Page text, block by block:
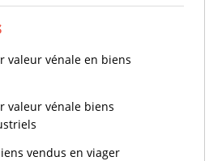
valeur vénale en biens
valeur vénale biens
vendus en viager